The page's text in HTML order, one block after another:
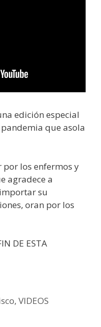
edición especial
pandemia que asola
por los enfermos y
agradece a
su
oran por los
DE ESTA
,VIDEOS